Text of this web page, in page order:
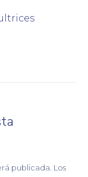
publicada. Los